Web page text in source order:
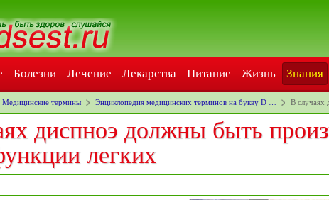
Болезни Лечение Лекарства Питание Жизнь Знания
Медицинские термины Энциклопедия медицинских терминов на букву D … В случаях
диспноэ должны быть
легких